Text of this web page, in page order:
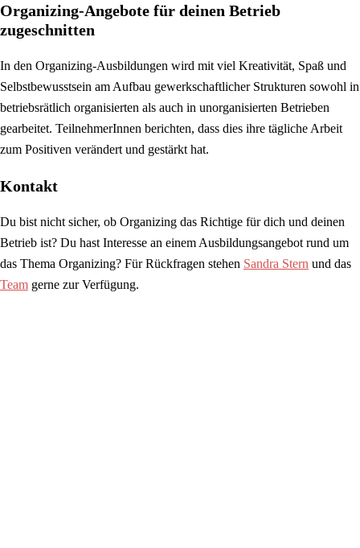
Organizing-Angebote für deinen Betrieb
zugeschnitten
In den Organizing-Ausbildungen wird mit viel Kreativität, Spaß und
Selbstbewusstsein am Aufbau gewerkschaftlicher Strukturen sowohl in
betriebsrätlich organisierten als auch in unorganisierten Betrieben
gearbeitet. TeilnehmerInnen berichten, dass dies ihre tägliche Arbeit
zum Positiven verändert und gestärkt hat.
Kontakt
Du bist nicht sicher, ob Organizing das Richtige für dich und deinen
Betrieb ist? Du hast Interesse an einem Ausbildungsangebot rund um
das Thema Organizing? Für Rückfragen stehen Sandra Stern und das
Team gerne zur Verfügung.